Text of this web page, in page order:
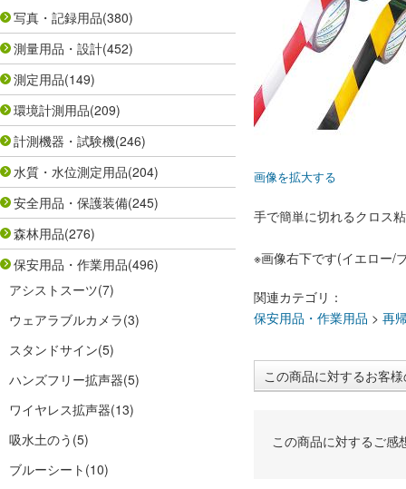
写真・記録用品(380)
測量用品・設計(452)
測定用品(149)
環境計測用品(209)
計測機器・試験機(246)
水質・水位測定用品(204)
安全用品・保護装備(245)
森林用品(276)
保安用品・作業用品(496)
アシストスーツ(7)
ウェアラブルカメラ(3)
スタンドサイン(5)
ハンズフリー拡声器(5)
ワイヤレス拡声器(13)
吸水土のう (5)
ブルーシート (10)
画像を拡大する
手で簡単に切れるクロス
※画像右下です(イエロー/
関連カテゴリ：
保安用品・作業用品 > 再
この商品に対するお客
この商品に対するご感